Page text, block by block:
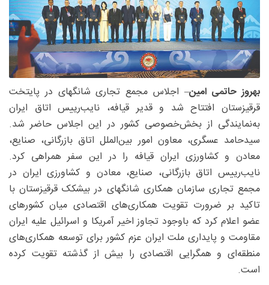
بهروز حاتمی امین– اجلاس مجمع تجاری شانگهای در پایتخت
قرقیزستان افتتاح شد و قدیر قیافه، نایب‌رییس اتاق ایران
به‌نمایندگی از بخش‌خصوصی کشور در این اجلاس حاضر شد.
سید‌حامد عسگری، معاون امور بین‌الملل اتاق بازرگانی، صنایع،
معادن و کشاورزی ایران قیافه را در این سفر همراهی کرد.
نایب‌رییس اتاق بازرگانی، صنایع، معادن و کشاورزی ایران در
مجمع تجاری سازمان همکاری شانگهای در بیشکک قرقیزستان با
تاکید بر ضرورت تقویت همکاری‌های اقتصادی میان کشورهای
عضو اعلام کرد که باوجود تجاوز اخیر آمریکا و اسرائیل علیه ایران
مقاومت و پایداری ملت ایران عزم کشور برای توسعه همکاری‌های
منطقه‌ای و همگرایی اقتصادی را بیش از گذشته تقویت کرده
است.